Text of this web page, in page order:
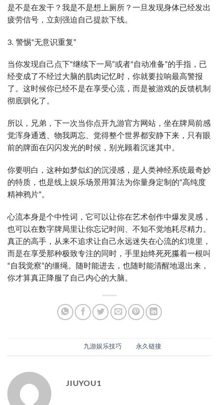
是不是在发干？我是不是想上厕所？一旦发现身体已经发出
疲劳信号，立刻强迫自己提款下线。
3. 警惕“无意识重复”
当你发现自己点下“继续下一局”或者“自动准备”的手指，已
经变成了不经过大脑的肌肉记忆时，你就要拉响最高警报
了。这时候你已经不是在享受心流，而是被游戏的反馈机制
彻底驯化了。
所以，兄弟，下一次当你点开九游官方网站，坐在牌局前感
觉浑身通透、物我两忘、觉得整个世界都安静下来，只有眼
前的牌面在闪闪发光的时候，别光顾着沉迷其中。
你要明白，这种如梦似幻的沉浸感，是人类神经系统最奇妙
的特质，也是线上娱乐场景用算法为你量身定制的“高纯度
精神鸦片”。
心流本身是个中性词，它可以让你在艺术创作中爆发灵感，
也可以在数字牌局里让你忘记时间、不知不觉地耗尽精力。
真正的高手，从来不追求让自己永远迷失在心流的幻境里，
而是在享受那种极致专注的同时，手里始终死死攥着一根叫
“自我觉察”的缰绳。随时能进去，也随时能清醒地退出来，
你才算真正降服了自己内心的大脑。
九游娱乐技巧 永久链接书签。
JIUYOU1